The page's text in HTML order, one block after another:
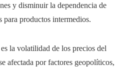
y disminuir la dependencia de
para productos intermedios.
la volatilidad de los precios del
afectada por factores geopolíticos,